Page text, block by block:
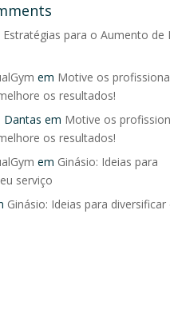
Estratégias para o Aumento de
em Motive os
os resultados!
Dantas em Motive os
os resultados!
em Ginásio: Ideias para
serviço
Ginásio: Ideias para diversificar